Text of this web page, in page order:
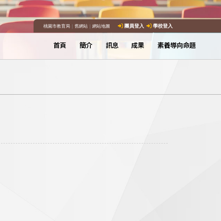
桃園市教育局｜ 舊網站｜ 網站地圖 團員登入 學校登入
首頁 簡介 訊息 成果 素養導向命題